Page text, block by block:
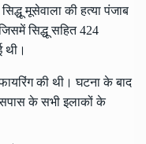
मूसेवाला की हत्या पंजाब
सिद्धू सहित 424
थी।
की थी। घटना के बाद
के सभी इलाकों के